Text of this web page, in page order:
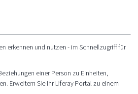
erkennen und nutzen - im Schnellzugriff für
einer Person zu Einheiten,
Erweitern Sie Ihr Liferay Portal zu einem